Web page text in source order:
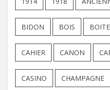
BIDON BOIS BOITE
CAHIER CANON
CASINO CHAMPAGNE